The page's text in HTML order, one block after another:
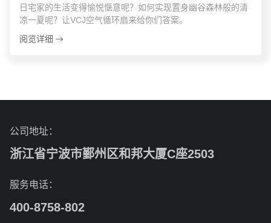
日宅家的生活变得愉悦惬意呢？如何实现置身幽谷森林般的清
凉一夏呢？让VCJ空气循环扇来给你们答案。
阅览详细
公司地址：
浙江省宁波市鄞州区和邦大厦C座2503
服务电话：
400-8758-802